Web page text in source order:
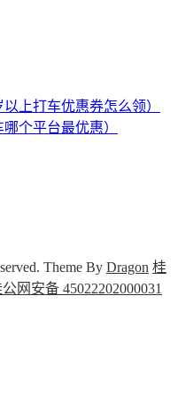
上打车优惠券怎么领）
个平台最优惠）
Theme By Dragon 桂
网安备 45022202000031